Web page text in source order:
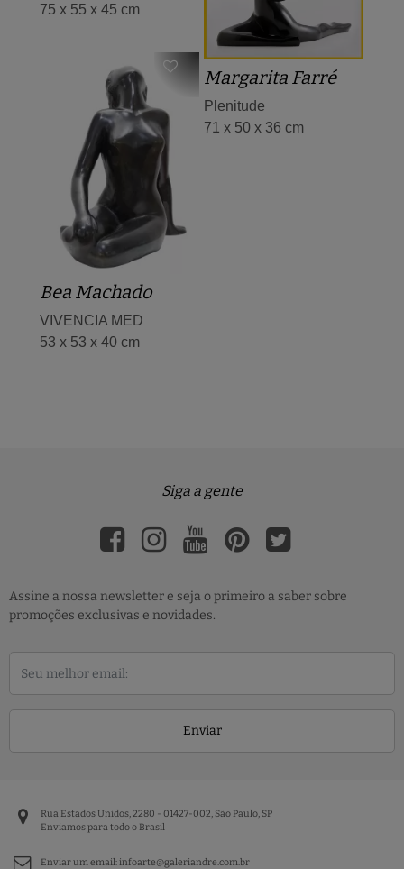
75 x 55 x 45 cm
Margarita Farré
Plenitude
71 x 50 x 36 cm
Bea Machado
VIVENCIA MED
53 x 53 x 40 cm
Siga a gente
Assine a nossa newsletter e seja o primeiro a saber sobre
promoções exclusivas e novidades.
Enviar
Rua Estados Unidos, 2280 - 01427-002, São Paulo, SP
Enviamos para todo o Brasil
Enviar um email:infoarte@galeriandre.com.br